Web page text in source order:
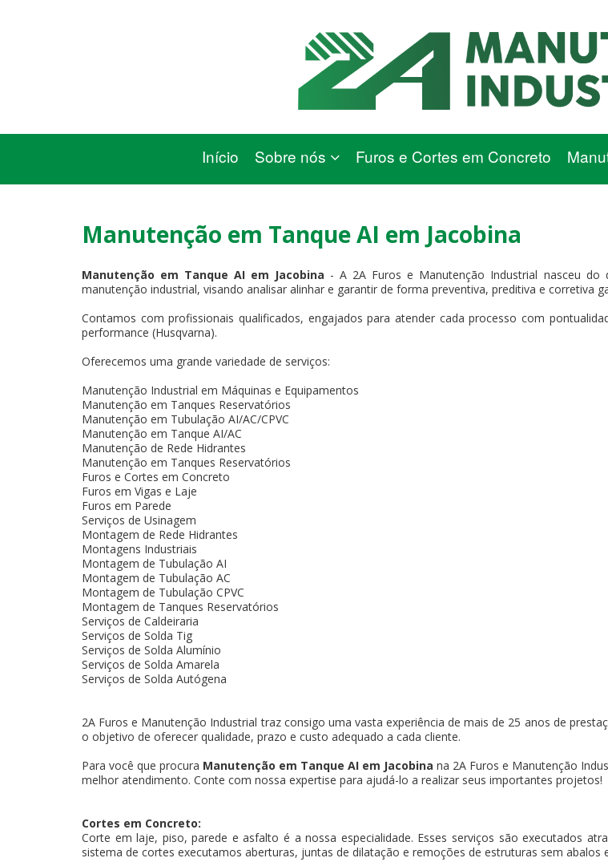
Início Sobre nós Furos e Cortes em Concreto
Manutenção em Tanque AI em Jacobina
Manutenção em Tanque AI em Jacobina - A 2A Furos e Manutenção Industrial nasceu
manutenção industrial, visando analisar alinhar e garantir de forma preventiva, preditiva e corretiva
Contamos com profissionais qualificados, engajados para atender cada processo com
performance (Husqvarna).
Oferecemos uma grande variedade de serviços:
Manutenção Industrial em Máquinas e Equipamentos
Manutenção em Tanques Reservatórios
Manutenção em Tubulação AI/AC/CPVC
Manutenção em Tanque AI/AC
Manutenção de Rede Hidrantes
Manutenção em Tanques Reservatórios
Furos e Cortes em Concreto
Furos em Vigas e Laje
Furos em Parede
Serviços de Usinagem
Montagem de Rede Hidrantes
Montagens Industriais
Montagem de Tubulação AI
Montagem de Tubulação AC
Montagem de Tubulação CPVC
Montagem de Tanques Reservatórios
Serviços de Caldeiraria
Serviços de Solda Tig
Serviços de Solda Alumínio
Serviços de Solda Amarela
Serviços de Solda Autógena
2A Furos e Manutenção Industrial traz consigo uma vasta experiência de mais de 25 anos de
o objetivo de oferecer qualidade, prazo e custo adequado a cada cliente.
Para você que procura Manutenção em Tanque AI em Jacobina na 2A Furos e Manutenção
melhor atendimento. Conte com nossa expertise para ajudá-lo a realizar seus importantes projetos!
Cortes em Concreto:
Corte em laje, piso, parede e asfalto é a nossa especialidade. Esses serviços são executados
sistema de cortes executamos aberturas, juntas de dilatação e remoções de estruturas sem abalos